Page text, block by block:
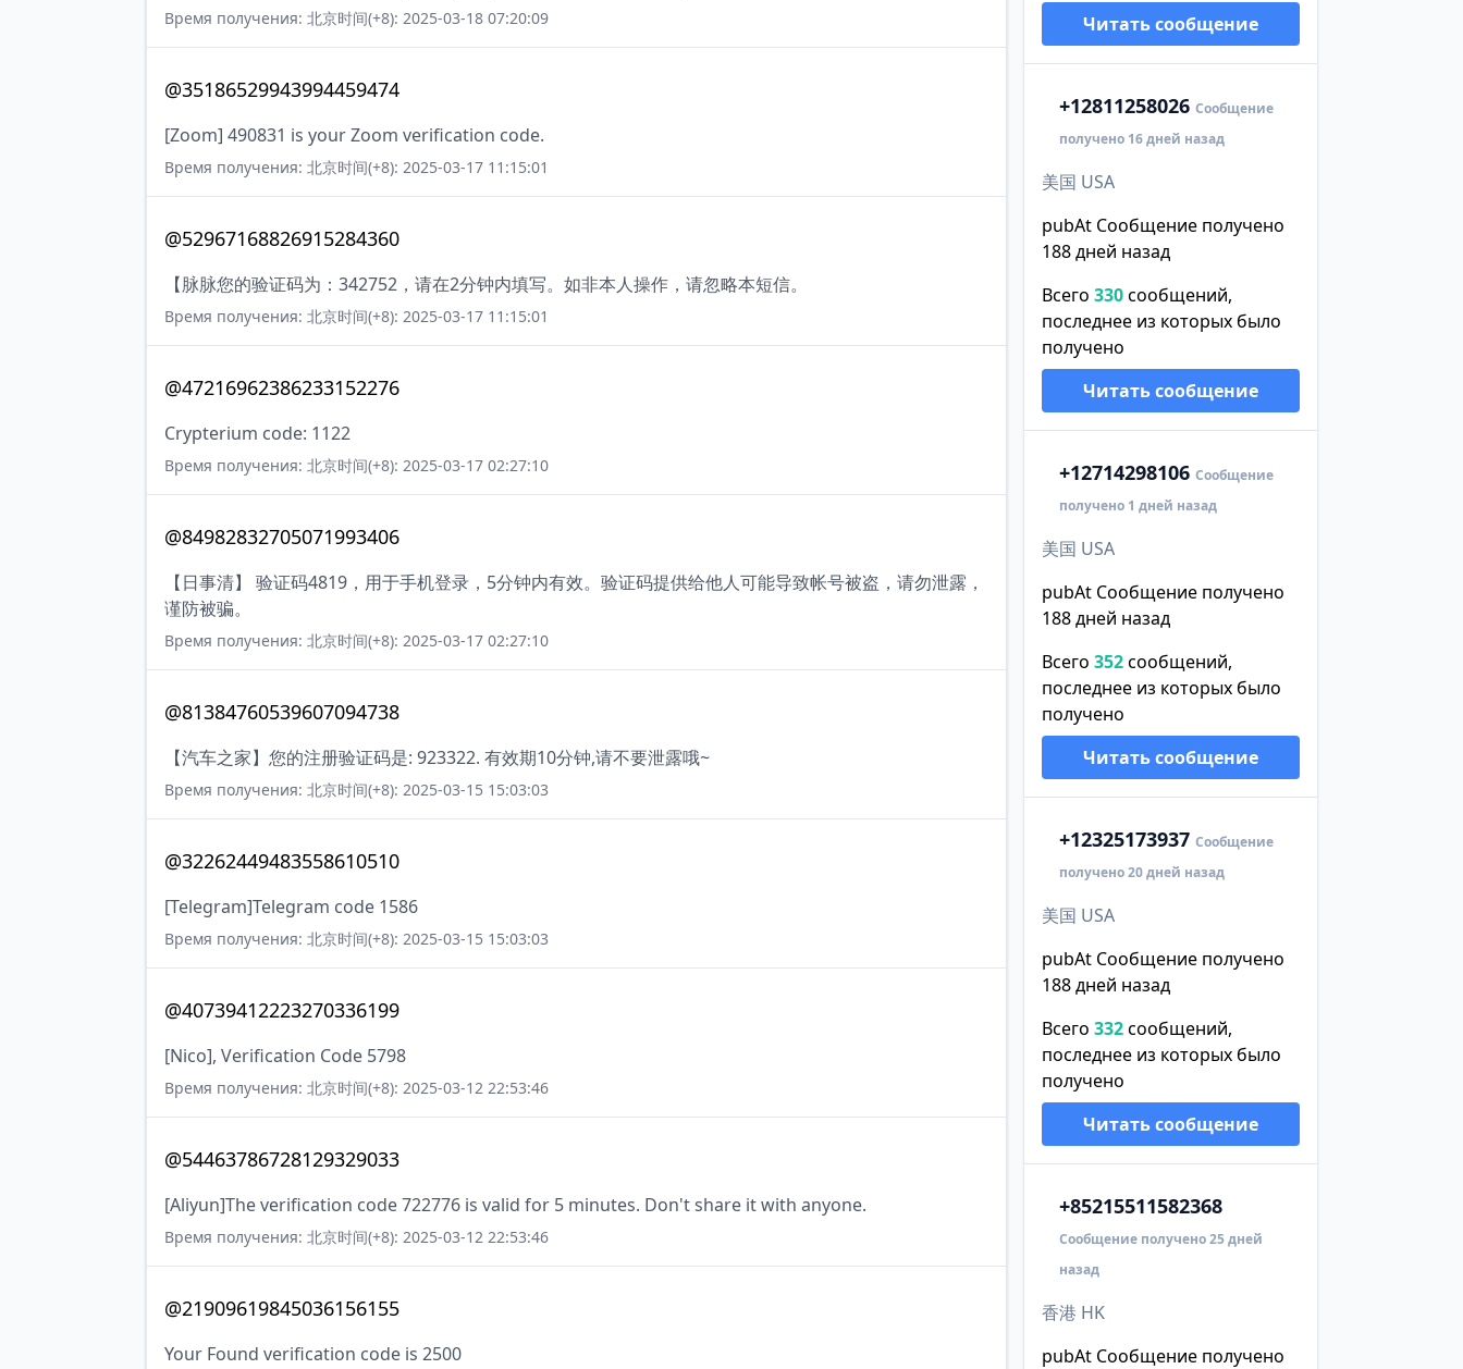
Время получения: 北京时间(+8): 2025-03-18 07:20:09
@35186529943994459474
[Zoom] 490831 is your Zoom verification code.
Время получения: 北京时间(+8): 2025-03-17 11:15:01
@52967168826915284360
【脉脉您的验证码为：342752，请在2分钟内填写。如非本人操作，请忽略本短信。
Время получения: 北京时间(+8): 2025-03-17 11:15:01
@47216962386233152276
Crypterium code: 1122
Время получения: 北京时间(+8): 2025-03-17 02:27:10
@84982832705071993406
【日事清】 验证码4819，用于手机登录，5分钟内有效。验证码提供给他人可能导致帐号被盗，请勿泄露，
谨防被骗。
Время получения: 北京时间(+8): 2025-03-17 02:27:10
@81384760539607094738
【汽车之家】您的注册验证码是: 923322. 有效期10分钟,请不要泄露哦~
Время получения: 北京时间(+8): 2025-03-15 15:03:03
@32262449483558610510
[Telegram]Telegram code 1586
Время получения: 北京时间(+8): 2025-03-15 15:03:03
@40739412223270336199
[Nico], Verification Code 5798
Время получения: 北京时间(+8): 2025-03-12 22:53:46
@54463786728129329033
[Aliyun]The verification code 722776 is valid for 5 minutes. Don't share it with anyone.
Время получения: 北京时间(+8): 2025-03-12 22:53:46
@21909619845036156155
Your Found verification code is 2500
Читать сообщение
+12811258026 Сообщение
получено 16 дней назад
美国 USA
pubAt Сообщение получено
188 дней назад
Всего 330сообщений,
последнее из которых было
получено
Читать сообщение
+12714298106 Сообщение
получено 1 дней назад
美国 USA
pubAt Сообщение получено
188 дней назад
Всего 352сообщений,
последнее из которых было
получено
Читать сообщение
+12325173937 Сообщение
получено 20 дней назад
美国 USA
pubAt Сообщение получено
188 дней назад
Всего 332сообщений,
последнее из которых было
получено
Читать сообщение
+85215511582368
Сообщение получено 25 дней
назад
香港 HK
pubAt Сообщение получено